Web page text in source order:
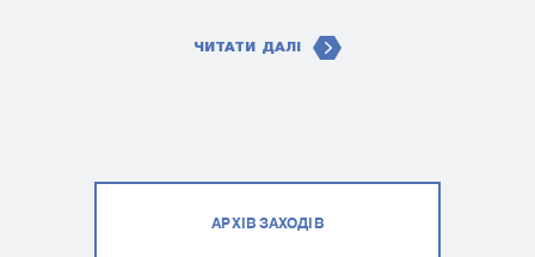
ЧИТАТИ ДАЛІ
АРХІВ ЗАХОДІВ